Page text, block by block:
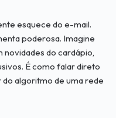
esquece do e-mail.
poderosa. Imagine
do cardápio,
É como falar direto
algoritmo de uma rede